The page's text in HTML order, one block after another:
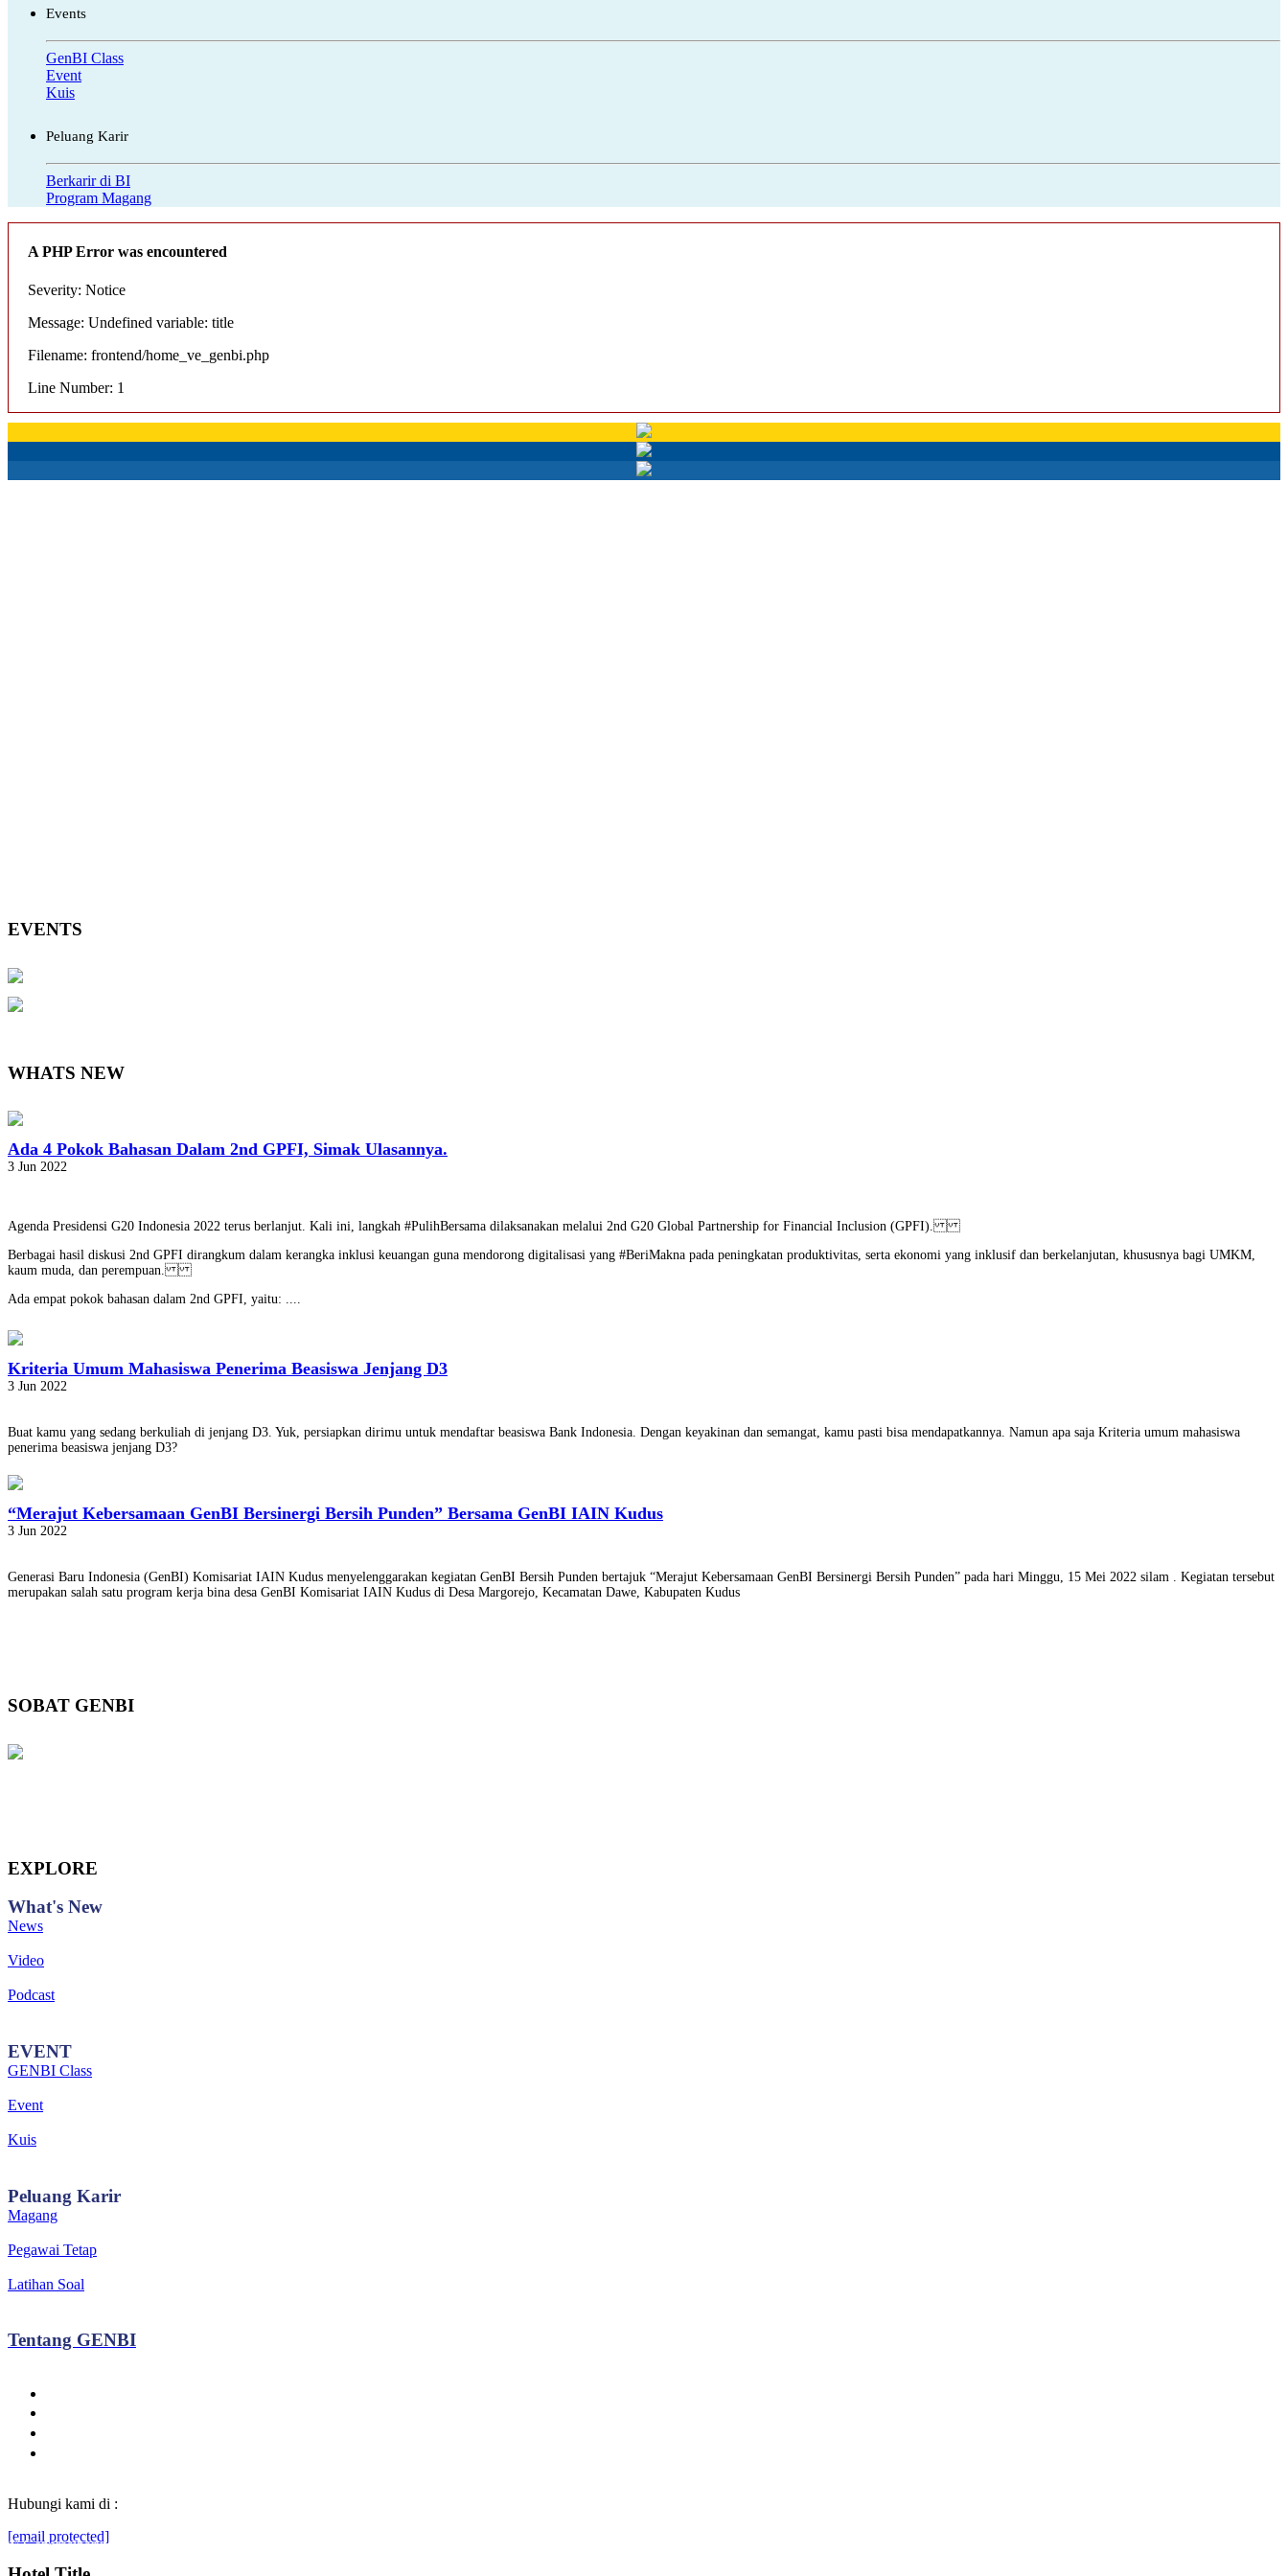
Events
GenBI Class
Event
Kuis
Peluang Karir
Berkarir di BI
Program Magang
A PHP Error was encountered
Severity: Notice
Message: Undefined variable: title
Filename: frontend/home_ve_genbi.php
Line Number: 1
EVENTS
WHATS NEW
Ada 4 Pokok Bahasan Dalam 2nd GPFI, Simak Ulasannya.
3 Jun 2022
Agenda Presidensi G20 Indonesia 2022 terus berlanjut. Kali ini, langkah #PulihBersama dilaksanakan melalui 2nd G20 Global Partnership for Financial Inclusion (GPFI).
Berbagai hasil diskusi 2nd GPFI dirangkum dalam kerangka inklusi keuangan guna mendorong digitalisasi yang #BeriMakna pada peningkatan produktivitas, serta ekonomi yang inklusif dan berkelanjutan, khususnya bagi UMKM,
kaum muda, dan perempuan.
Ada empat pokok bahasan dalam 2nd GPFI, yaitu: ....
Kriteria Umum Mahasiswa Penerima Beasiswa Jenjang D3
3 Jun 2022
Buat kamu yang sedang berkuliah di jenjang D3. Yuk, persiapkan dirimu untuk mendaftar beasiswa Bank Indonesia. Dengan keyakinan dan semangat, kamu pasti bisa mendapatkannya. Namun apa saja Kriteria umum mahasiswa
penerima beasiswa jenjang D3?
“Merajut Kebersamaan GenBI Bersinergi Bersih Punden” Bersama GenBI IAIN Kudus
3 Jun 2022
Generasi Baru Indonesia (GenBI) Komisariat IAIN Kudus menyelenggarakan kegiatan GenBI Bersih Punden bertajuk “Merajut Kebersamaan GenBI Bersinergi Bersih Punden” pada hari Minggu, 15 Mei 2022 silam . Kegiatan tersebut
merupakan salah satu program kerja bina desa GenBI Komisariat IAIN Kudus di Desa Margorejo, Kecamatan Dawe, Kabupaten Kudus
SOBAT GENBI
EXPLORE
What's New
News
Video
Podcast
EVENT
GENBI Class
Event
Kuis
Peluang Karir
Magang
Pegawai Tetap
Latihan Soal
Tentang GENBI
Hubungi kami di :
[email protected]
© Generasibaruindonesia.com 2022. All rights reserved.